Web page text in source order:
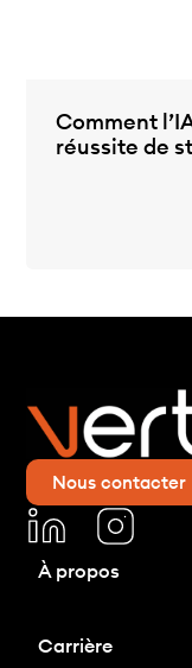
Comment
réussite de
Nous contacter
À propos
Carrière